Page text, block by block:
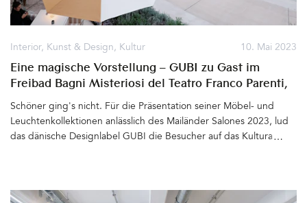
10. Mai 2023
Interior, Kunst & Design, Kultur
Eine magische Vorstellung – GUBI zu Gast im
Freibad Bagni Misteriosi del Teatro Franco Parenti,
Milano
Schöner ging's nicht. Für die Präsentation seiner Möbel- und
Leuchtenkollektionen anlässlich des Mailänder Salones 2023, lud
das dänische Designlabel GUBI die Besucher auf das Kulturareal
Eisbahn und im Sommer zum Freibad werden. Umsäumt von